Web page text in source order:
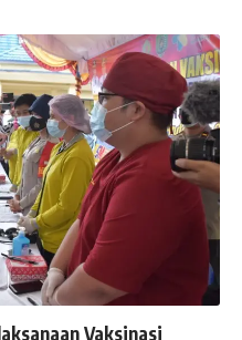
Vaksinasi